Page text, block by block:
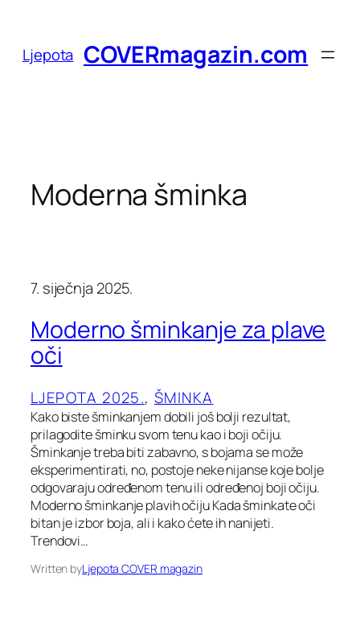
sadržaja
Ljepota COVERmagazin.com
Moderna šminka
7. siječnja 2025.
Moderno šminkanje za plave
oči
LJEPOTA 2025., ŠMINKA
Kako biste šminkanjem dobili još bolji rezultat,
prilagodite šminku svom tenu kao i boji očiju.
Šminkanje treba biti zabavno, s bojama se može
eksperimentirati, no, postoje neke nijanse koje bolje
odgovaraju određenom tenu ili određenoj boji očiju.
Moderno šminkanje plavih očiju Kada šminkate oči
bitan je izbor boja, ali i kako ćete ih nanijeti.
Trendovi…
Written byLjepota COVER magazin